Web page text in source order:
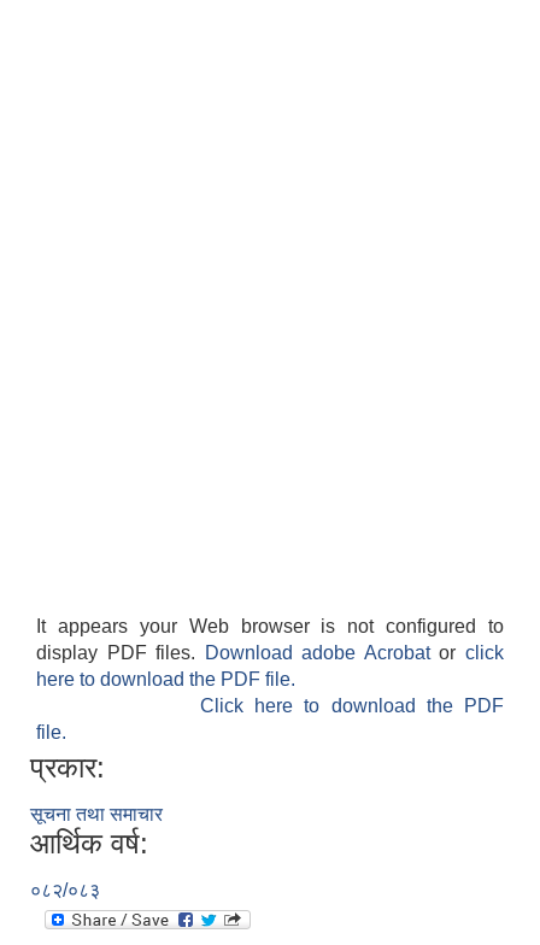
It appears your Web browser is not configured to
display PDF files.
Download adobe Acrobatorclick
here to download the PDF file.
Click here to download the PDF
file.
प्रकार:
सूचना तथा समाचार
आर्थिक वर्ष:
०८२/०८३